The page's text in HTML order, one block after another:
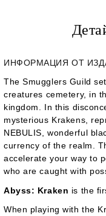
ИНФОРМАЦИЯ ОТ
The Smugglers Guild
creatures cemetery, in
kingdom. In this
mysterious Krakens,
NEBULIS, wonderful
currency of the realm.
accelerate your way to
who are caught with
Abyss: Kraken is the
When playing with the